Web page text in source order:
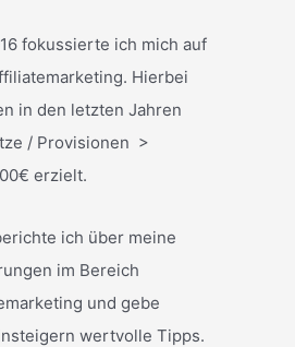
fokussierte ich mich auf
Hierbei
in den letzten Jahren
/ Provisionen >
erzielt.
ich über meine
im Bereich
und gebe
wertvolle Tipps.